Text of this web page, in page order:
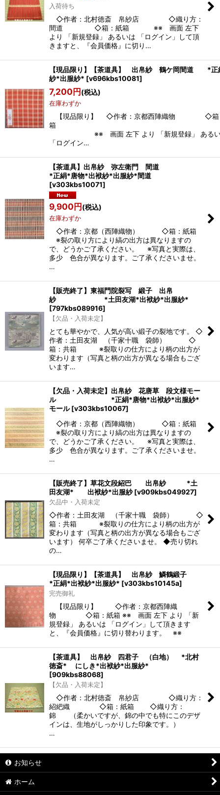
入荷待ち
◇作者：北村徳斎 帛紗店 ◇織り方：
間道 ◇箱：紙箱 ※※ 画面 左下
より 「新規登録」 あるいは 「ログイン」して頂
きますと、『会員価格』に切り…
【現品限り】【茶道具】 出帛紗 鶴ケ岡間道 *正
紗*出服紗* [v696kbs10081]
7,200円(税込)
在庫わずか
【現品限り】 ◇作者：京都西陣織物 ◇箱
※※ 画面 左下 より 「新規登録」 あるい
「ログイン…
【茶道具】出帛紗 弥左衛門 間道
*正絹*唐物*出袱紗*出服紗*間道
[v303kbs10071]
9,900円(税込)
在庫わずか
◇作者：京都（西陣織物） ◇箱：紙箱
※裂の取り方により縞の出方は異なりますの
で、どうかご了承ください。 ※写真と実際は、
多少 色合が異なります。ご了承くださいませ。
…
【販売終了】東福門院裂写 緞子 出帛
紗 *土田友湖*出袱紗*出服紗*
[797kbs089916]
【欠品・入荷未定】
とても華やかで、人気が高い緞子の裂地です。 ◇
作者：土田友湖 （千家十職 袋師） ◇
箱：共箱 ※裂取りの仕方により柄の出方が
変わります（写真と柄の出方が異なる場合もござ
います…
【欠品・入荷未定】出帛紗 花唐草 段文様モー
ル *正絹*唐物*出袱紗*出服紗*
モール [v303kbs10067]
◇作者：京都（西陣織物） ◇箱：紙箱
※裂の取り方により縞の出方は異なりますの
で、どうかご了承ください。 ※写真と実際は、
多少 色合が異なります。ご了承くださいませ。
…
【販売終了】草花文段紹巴 出帛紗 *土
田友湖* 出袱紗*出服紗 [v909kbs049927]
欠品中・入荷未定
◇作者：土田友湖 （千家十職 袋師） ◇
箱：共箱 ※裂取りの仕方により柄の出方が
変わります（写真と柄の出方が異なる場合もござ
います） 何卒ご了承くださいませ。 ◆売り切れ
の…
【現品限り】【茶道具】 出帛紗 鱗鶴緞子
*正絹*出袱紗*出服紗* [v303kbs10145a]
完売御礼
【現品限り】 ◇作者：京都西陣織
物 ◇箱：紙箱 ※※ 画面 左下 より 「新
規登録」 あるいは 「ログイン」して頂きます
と、『会員価格』に切り替わります。 ※※
【茶道具】 出帛紗 四君子 （白地） *北村
徳斎* にしき*出袱紗*出服紗*
[909kbs88068]
【欠品・入荷未定】
◇作者：北村徳斎 帛紗店 ◇織り方：
紹紦織 ◇箱：紙箱 ◇織り方：
錦 （柔かいですが、錦の中でも特にこのデザ
インは、生地がしっかりした印象です。）
…
お知らせ
ホーム